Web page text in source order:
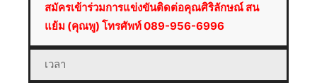
สมัครเข้าร่วมการแข่งขันติดต่อคุณศิริลักษณ์ สน
แย้ม (คุณพู) โทรศัพท์ 089-956-6996
เวลา